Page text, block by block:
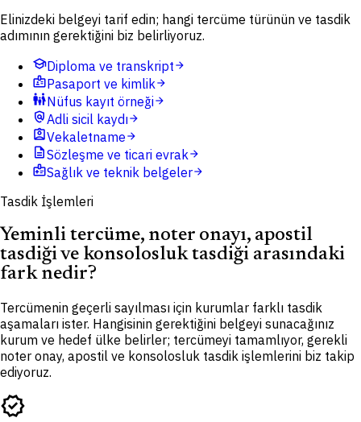
Elinizdeki belgeyi tarif edin; hangi tercüme türünün ve tasdik
adımının gerektiğini biz belirliyoruz.
schoolDiploma ve transkriptarrow_forward
badgePasaport ve kimlikarrow_forward
family_restroomNüfus kayıt örneğiarrow_forward
policyAdli sicil kaydıarrow_forward
assignment_indVekaletnamearrow_forward
descriptionSözleşme ve ticari evrakarrow_forward
medical_informationSağlık ve teknik belgelerarrow_forward
Tasdik İşlemleri
Yeminli tercüme, noter onayı, apostil
tasdiği ve konsolosluk tasdiği arasındaki
fark nedir?
Tercümenin geçerli sayılması için kurumlar farklı tasdik
aşamaları ister. Hangisinin gerektiğini belgeyi sunacağınız
kurum ve hedef ülke belirler; tercümeyi tamamlıyor, gerekli
noter onay, apostil ve konsolosluk tasdik işlemlerini biz takip
ediyoruz.
verified